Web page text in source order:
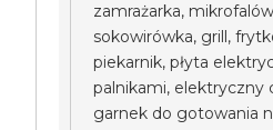
zamrażarka,
sokowirówka, grill,
piekarnik, płyta
palnikami, elektryczny
garnek do gotowania